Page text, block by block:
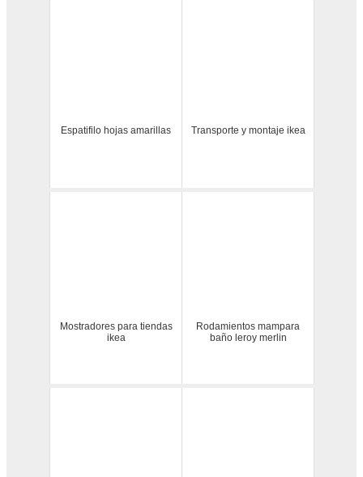
Espatifilo hojas amarillas Transporte y montaje ikea
Mostradores para tiendas
ikea
Rodamientos mampara
baño leroy merlin